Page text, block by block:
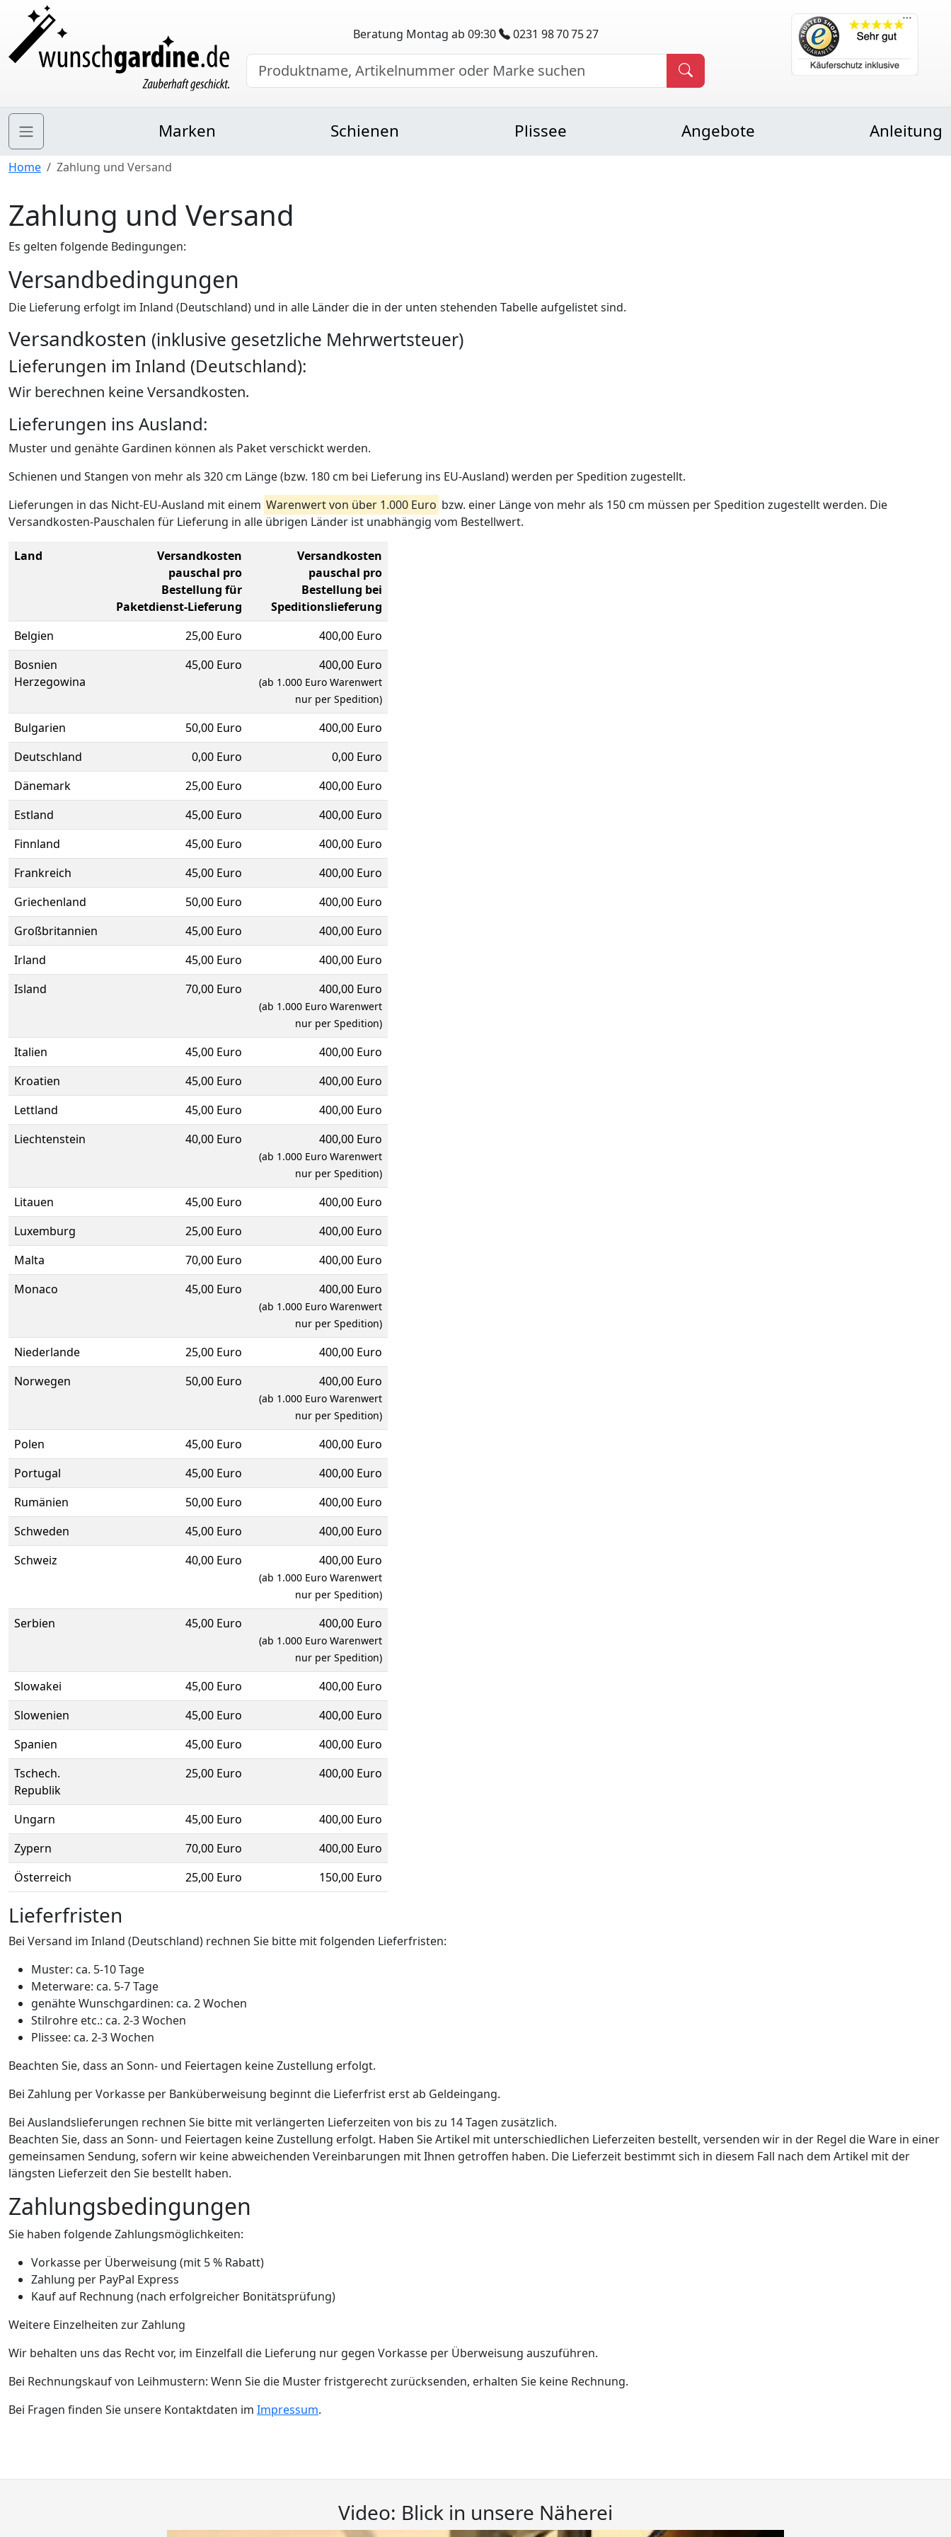
Beratung Montag ab 09:30 0231 98 70 75 27
Marken Schienen Plissee Angebote Anleitung
Home Zahlung und Versand
Zahlung und Versand
Es gelten folgende Bedingungen:
Versandbedingungen
Die Lieferung erfolgt im Inland (Deutschland) und in alle Länder die in der unten stehenden Tabelle aufgelistet sind.
Versandkosten (inklusive gesetzliche Mehrwertsteuer)
Lieferungen im Inland (Deutschland):
Wir berechnen keine Versandkosten.
Lieferungen ins Ausland:
Muster und genähte Gardinen können als Paket verschickt werden.
Schienen und Stangen von mehr als 320 cm Länge (bzw. 180 cm bei Lieferung ins EU-Ausland) werden per Spedition zugestellt.
Lieferungen in das Nicht-EU-Ausland mit einem Warenwert von über 1.000 Euro bzw. einer Länge von mehr als 150 cm müssen per Spedition zugestellt werden. Die
Versandkosten-Pauschalen für Lieferung in alle übrigen Länder ist unabhängig vom Bestellwert.
Land
Versandkosten
pauschal pro
Bestellung für
Paketdienst-Lieferung
Versandkosten
pauschal pro
Bestellung bei
Speditionslieferung
Belgien
25,00 Euro
400,00 Euro
Bosnien
Herzegowina
45,00 Euro 400,00 Euro
(ab 1.000 Euro Warenwert
nur per Spedition)
Bulgarien 50,00 Euro
400,00 Euro
Deutschland
0,00 Euro
0,00 Euro
Dänemark
25,00 Euro
400,00 Euro
Estland
45,00 Euro
400,00 Euro
Finnland
45,00 Euro
400,00 Euro
Frankreich
45,00 Euro
400,00 Euro
Griechenland
50,00 Euro
400,00 Euro
Großbritannien
45,00 Euro
400,00 Euro
Irland
45,00 Euro
400,00 Euro
Island
70,00 Euro 400,00 Euro
(ab 1.000 Euro Warenwert
nur per Spedition)
Italien 45,00 Euro
400,00 Euro
Kroatien
45,00 Euro
400,00 Euro
Lettland
45,00 Euro
400,00 Euro
Liechtenstein
40,00 Euro 400,00 Euro
(ab 1.000 Euro Warenwert
nur per Spedition)
Litauen 45,00 Euro
400,00 Euro
Luxemburg
25,00 Euro
400,00 Euro
Malta
70,00 Euro
400,00 Euro
Monaco
45,00 Euro 400,00 Euro
(ab 1.000 Euro Warenwert
nur per Spedition)
Niederlande 25,00 Euro
400,00 Euro
Norwegen
50,00 Euro 400,00 Euro
(ab 1.000 Euro Warenwert
nur per Spedition)
Polen 45,00 Euro
400,00 Euro
Portugal
45,00 Euro
400,00 Euro
Rumänien
50,00 Euro
400,00 Euro
Schweden
45,00 Euro
400,00 Euro
Schweiz
40,00 Euro 400,00 Euro
(ab 1.000 Euro Warenwert
nur per Spedition)
Serbien 45,00 Euro 400,00 Euro
(ab 1.000 Euro Warenwert
nur per Spedition)
Slowakei 45,00 Euro
400,00 Euro
Slowenien
45,00 Euro
400,00 Euro
Spanien
45,00 Euro
400,00 Euro
Tschech.
Republik
25,00 Euro 400,00 Euro
Ungarn 45,00 Euro
400,00 Euro
Zypern
70,00 Euro
400,00 Euro
Österreich
25,00 Euro 150,00 Euro
Lieferfristen
Bei Versand im Inland (Deutschland) rechnen Sie bitte mit folgenden Lieferfristen:
Muster: ca. 5-10 Tage
Meterware: ca. 5-7 Tage
genähte Wunschgardinen: ca. 2 Wochen
Stilrohre etc.: ca. 2-3 Wochen
Plissee: ca. 2-3 Wochen
Beachten Sie, dass an Sonn- und Feiertagen keine Zustellung erfolgt.
Bei Zahlung per Vorkasse per Banküberweisung beginnt die Lieferfrist erst ab Geldeingang.
Bei Auslandslieferungen rechnen Sie bitte mit verlängerten Lieferzeiten von bis zu 14 Tagen zusätzlich.
Beachten Sie, dass an Sonn- und Feiertagen keine Zustellung erfolgt. Haben Sie Artikel mit unterschiedlichen Lieferzeiten bestellt, versenden wir in der Regel die Ware in einer
gemeinsamen Sendung, sofern wir keine abweichenden Vereinbarungen mit Ihnen getroffen haben. Die Lieferzeit bestimmt sich in diesem Fall nach dem Artikel mit der
längsten Lieferzeit den Sie bestellt haben.
Zahlungsbedingungen
Sie haben folgende Zahlungsmöglichkeiten:
Vorkasse per Überweisung (mit 5 % Rabatt)
Zahlung per PayPal Express
Kauf auf Rechnung (nach erfolgreicher Bonitätsprüfung)
Weitere Einzelheiten zur Zahlung
Wir behalten uns das Recht vor, im Einzelfall die Lieferung nur gegen Vorkasse per Überweisung auszuführen.
Bei Rechnungskauf von Leihmustern: Wenn Sie die Muster fristgerecht zurücksenden, erhalten Sie keine Rechnung.
Bei Fragen finden Sie unsere Kontaktdaten im Impressum.
Video: Blick in unsere Näherei